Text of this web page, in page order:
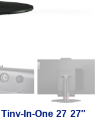
In-One 27 27″